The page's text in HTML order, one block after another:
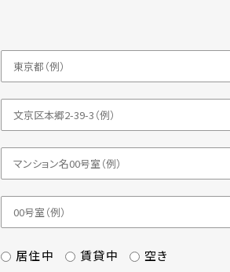
居住中 賃貸中 空き